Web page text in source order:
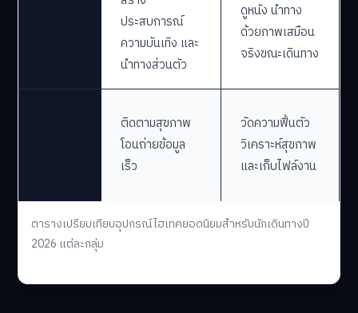
ตารางเปรียบเทียบอุปกรณ์ไฮเทคยอดนิยมสำหรับนักเดินทางปี
2026 แต่ละกลุ่ม
ประสบการณ์
ความบันเทิง และ
นำทางส่วนตัว
ดูหนัง นำทาง
ด้วยภาพเสมือน
จริงขณะเดินทาง
ติดตามสุขภาพ
โอนถ่ายข้อมูล
เร็ว
วัดความฟื้นตัว
วิเคราะห์สุขภาพ
และเก็บไฟล์งาน